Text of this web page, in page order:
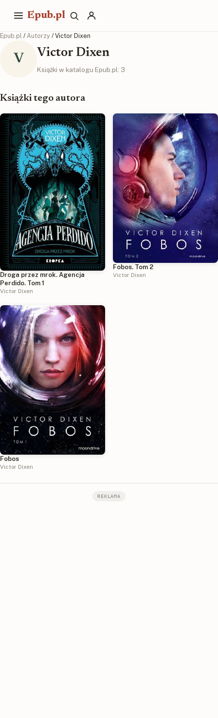
Epub.pl
Epub.pl / Autorzy / Victor Dixen
V Victor Dixen
Książki w katalogu Epub.pl: 3
Książki tego autora
Droga przez mrok. Agencja
Perdido. Tom 1
Victor Dixen
Fobos. Tom 2
Victor Dixen
Fobos
Victor Dixen
REKLAMA